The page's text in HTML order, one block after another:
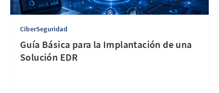
CiberSeguridad
Guía Básica para la Implantación de una
Solución EDR